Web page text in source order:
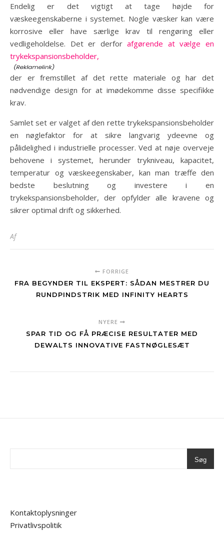
Endelig er det vigtigt at tage højde for
væskeegenskaberne i systemet. Nogle væsker kan være
korrosive eller have særlige krav til rengøring eller
vedligeholdelse. Det er derforafgørende at vælge en
trykekspansionsbeholder,
der er fremstillet af det rette materiale og har det
nødvendige design for at imødekomme disse specifikke
krav.
Samlet set er valget af den rette trykekspansionsbeholder
en nøglefaktor for at sikre langvarig ydeevne og
pålidelighed i industrielle processer. Ved at nøje overveje
behovene i systemet, herunder trykniveau, kapacitet,
temperatur og væskeegenskaber, kan man træffe den
bedste beslutning og investere i en
trykekspansionsbeholder, der opfylder alle kravene og
sikrer optimal drift og sikkerhed.
Af
FORRIGE
FRA BEGYNDER TIL EKSPERT: SÅDAN MESTRER DU
RUNDPINDSTRIK MED INFINITY HEARTS
NYERE
SPAR TID OG FÅ PRÆCISE RESULTATER MED
DEWALTS INNOVATIVE FASTNØGLESÆT
Søg
Kontaktoplysninger
Privatlivspolitik